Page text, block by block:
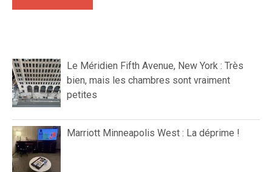
Le Méridien Fifth Avenue, New York : Très
bien, mais les chambres sont vraiment
petites
Marriott Minneapolis West : La déprime !